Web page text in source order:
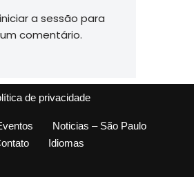
iniciar a sessão para
comentário.
de privacidade
Noticias – São Paulo
Idiomas